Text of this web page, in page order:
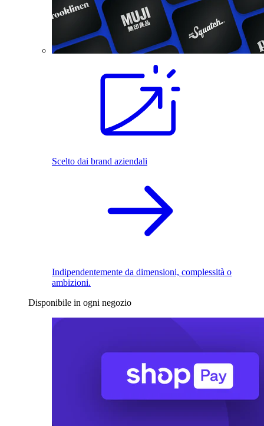
Scelto dai brand aziendali
Indipendentemente da dimensioni, complessità o
ambizioni.
Disponibile in ogni negozio